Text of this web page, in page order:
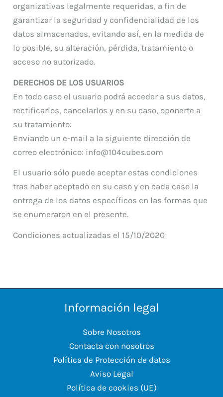
organizativas legalmente requeridas, a fin de
garantizar la seguridad y confidencialidad de los
datos almacenados, evitando así, en la medida de
lo posible, su alteración, pérdida, tratamiento o
acceso no autorizado.
DERECHOS DE LOS USUARIOS
En todo caso el usuario podrá acceder a sus datos,
rectificarlos, cancelarlos y en su caso, oponerte a
su tratamiento:
Enviando un e-mail a la siguiente dirección de
correo electrónico: info@104cubes.com
El usuario sólo puede aceptar estas condiciones
tras haber aceptado en su caso y en cada caso la
entrega de los datos específicos en las formas que
se enumeraron en el presente.
Condiciones actualizadas el 15/10/2020
Información legal
Sobre Nosotros
Contacta con nosotros
Política de Protección de datos
Aviso Legal
Política de cookies (UE)